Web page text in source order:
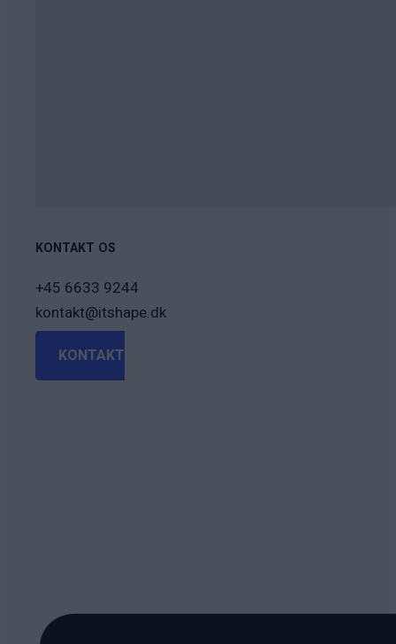
KONTAKT OS
+45 6633 9244
kontakt@itshape.dk
KONTAKT